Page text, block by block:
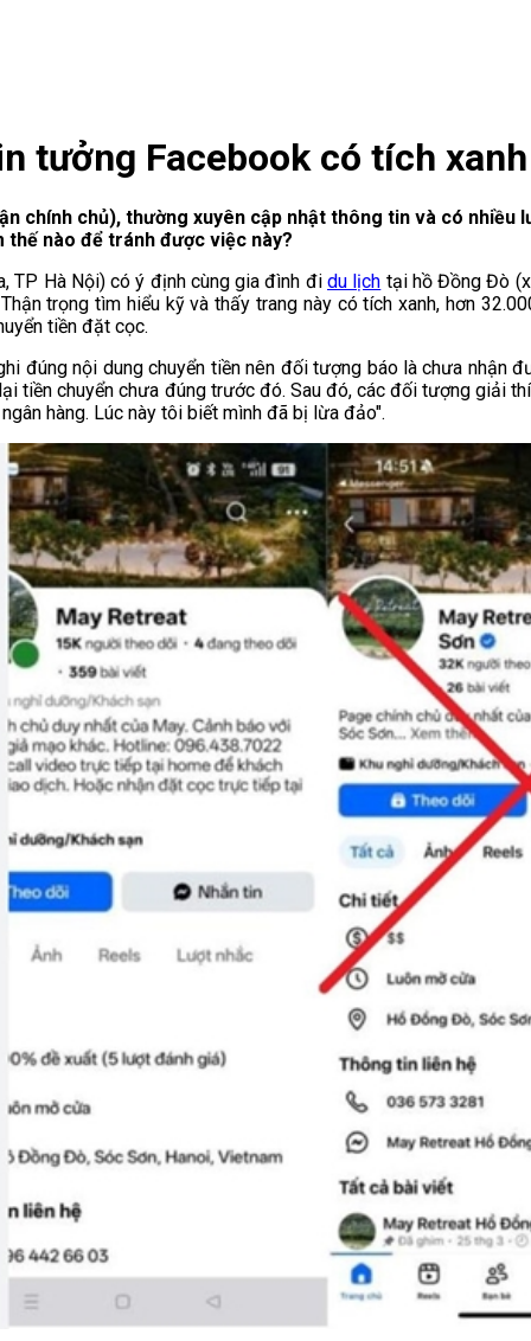
tưởng Facebook có tích xanh
chính chủ), thường xuyên cập nhật thông tin và có
thế nào để tránh được việc này?
TP Hà Nội) có ý định cùng gia đình đi du lịch tại hồ Đồng Đò
trọng tìm hiểu kỹ và thấy trang này có tích xanh, hơn
tiền đặt cọc.
đúng nội dung chuyển tiền nên đối tượng báo là chưa
tiền chuyển chưa đúng trước đó. Sau đó, các đối tượng giải
hàng. Lúc này tôi biết mình đã bị lừa đảo".